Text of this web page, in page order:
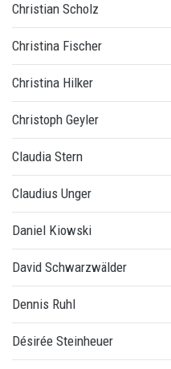
Christian Scholz
Christina Fischer
Christina Hilker
Christoph Geyler
Claudia Stern
Claudius Unger
Daniel Kiowski
David Schwarzwälder
Dennis Ruhl
Désirée Steinheuer